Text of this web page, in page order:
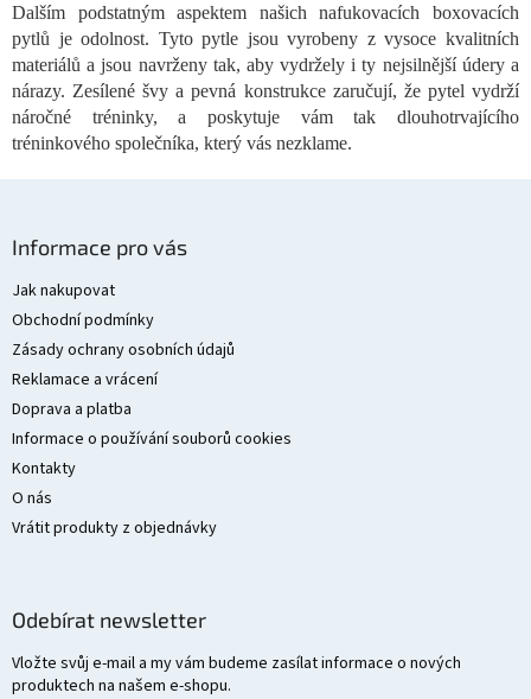
y
v
ý
p
i
s
u
Dalším podstatným aspektem našich nafukovacích boxovacích
pytlů je odolnost. Tyto pytle jsou vyrobeny z vysoce kvalitních
materiálů a jsou navrženy tak, aby vydržely i ty nejsilnější údery a
nárazy. Zesílené švy a pevná konstrukce zaručují, že pytel vydrží
náročné tréninky, a poskytuje vám tak dlouhotrvajícího
tréninkového společníka, který vás nezklame.
Informace pro vás
Jak nakupovat
Obchodní podmínky
Zásady ochrany osobních údajů
Reklamace a vrácení
Doprava a platba
Informace o používání souborů cookies
Kontakty
O nás
Vrátit produkty z objednávky
Odebírat newsletter
Vložte svůj e-mail a my vám budeme zasílat informace o nových
produktech na našem e-shopu.